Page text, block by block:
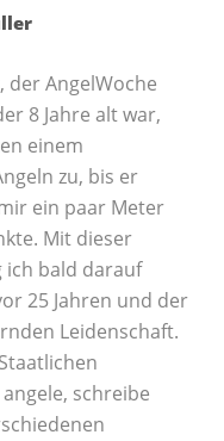
der AngelWoche
8 Jahre alt war,
einem
zu, bis er
ein paar Meter
Mit dieser
ich bald darauf
25 Jahren und der
Leidenschaft.
schreibe